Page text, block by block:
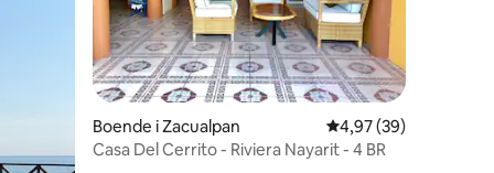
Boende i Zacualpan 4,97 av 5 i
4,97 (39)
Casa Del Cerrito - Riviera Nayarit - 4 BR